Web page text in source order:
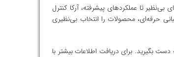
تا عملکردهای پیشرفته، آرکا کنترل
حرفه‌ای، محصولات را انتخاب بی‌نظیری
بگیرید. برای دریافت اطلاعات بیشتر با